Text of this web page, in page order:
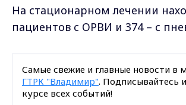
На стационарном лечении
пациентов с ОРВИ и 374 – с
Самые свежие и главные новости в
ГТРК "Владимир". Подписывайтесь
курсе всех событий!